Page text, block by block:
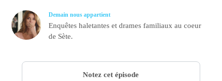
Demain nous appartient
Enquêtes haletantes et drames familiaux au coeur
de Sète.
Notez cet épisode